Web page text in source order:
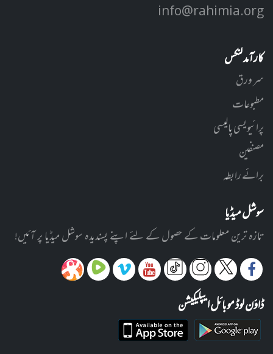
info@rahimia.org
کارآمد لنکس
سر ورق
مطبوعات
پرائیویسی پالیسی
مصنفین
برائے رابطہ
سوشل میڈیا
تازہ ترین معلومات کے حصول کے لئے اپنے پسندیدہ سوشل میڈیا پر آئیں!
ڈاؤن لوڈ موبائل ایپلیکیشن